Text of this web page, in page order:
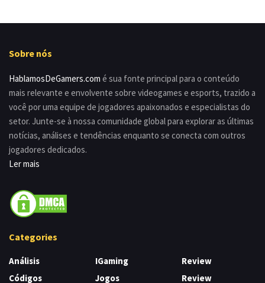
Sobre nós
HablamosDeGamers.com é sua fonte principal para o conteúdo
mais relevante e envolvente sobre videogames e esports, trazido a
você por uma equipe de jogadores apaixonados e especialistas do
setor. Junte-se à nossa comunidade global para explorar as últimas
notícias, análises e tendências enquanto se conecta com outros
jogadores dedicados.
Ler mais
Categories
Análisis
Códigos
IGaming
Jogos
Review
Review